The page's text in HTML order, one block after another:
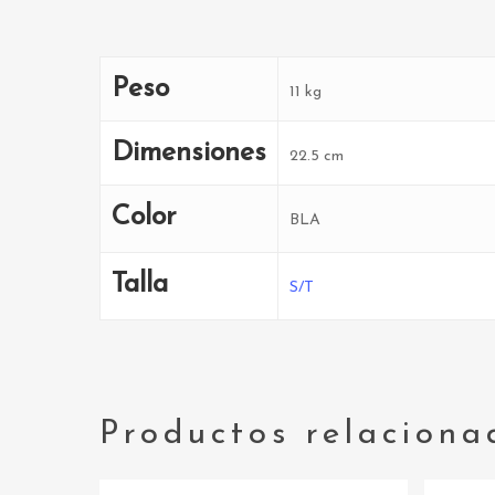
Peso 11 kg
Dimensiones 22.5 cm
Color BLA
Talla S/T
Productos